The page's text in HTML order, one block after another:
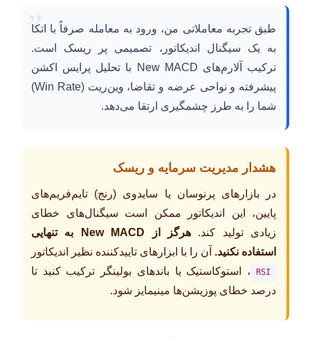
”
طبق تجربه معاملاتی من، ورود به معامله صرفاً با اتکا
به یک سیگنال اندیکاتور، تصمیمی پر ریسک است.
ترکیب آلارم‌های New MACD با تحلیل پرایس اکشن
پیشرفته و نواحی عرضه و تقاضا، وین‌ریت (Win Rate)
شما را به طرز چشمگیری ارتقا می‌دهد.
هشدار مدیریت سرمایه و ریسک
در بازارهای پرنوسان یا سایدوی (رنج) تایم‌فریم‌های
پایین، این اندیکاتور ممکن است سیگنال‌های خطای
زیادی تولید کند.
هرگز از New MACD به تنهایی
استفاده نکنید. آن را با ابزارهای تاییدکننده نظیر اندیکاتور
RSI
، استوکاستیک یا باندهای بولینگر ترکیب کنید تا
درصد خطای پوزیشن‌ها مینیمایز شود.